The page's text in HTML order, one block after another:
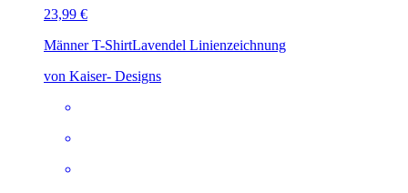
23,99 €
Männer T-ShirtLavendel Linienzeichnung
von Kaiser- Designs